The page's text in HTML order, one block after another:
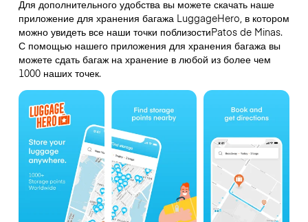
Для дополнительного удобства вы можете скачать наше
приложение для хранения багажа LuggageHero, в котором
можно увидеть все наши точки поблизостиPatos de Minas.
С помощью нашего приложения для хранения багажа вы
можете сдать багаж на хранение в любой из более чем
1000 наших точек.